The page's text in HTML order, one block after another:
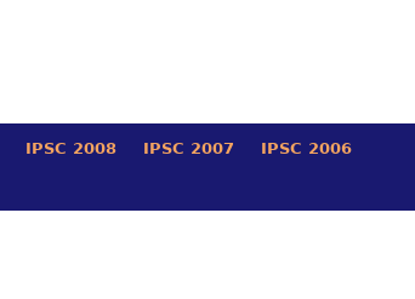
IPSC 2008 IPSC 2007 IPSC 2006